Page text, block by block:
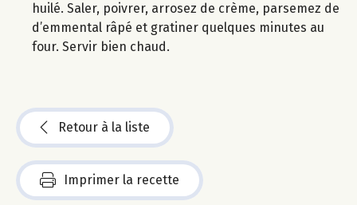
huilé. Saler, poivrer, arrosez de crème, parsemez de
d’emmental râpé et gratiner quelques minutes au
four. Servir bien chaud.
Retour à la liste
Imprimer la recette